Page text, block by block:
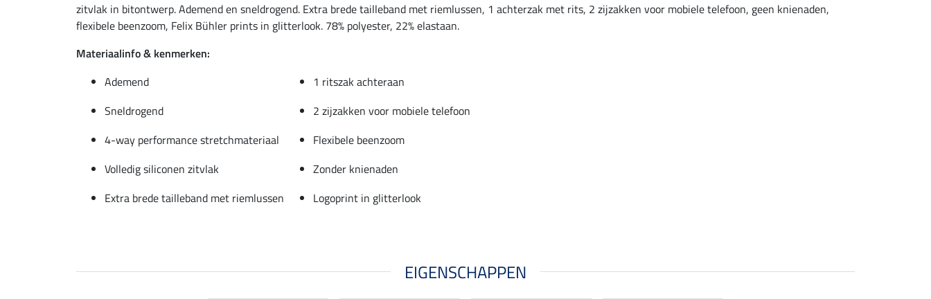
zitvlak in bitontwerp. Ademend en sneldrogend. Extra brede tailleband met riemlussen, 1 achterzak met rits, 2 zijzakken voor mobiele telefoon, geen knienaden,
flexibele beenzoom, Felix Bühler prints in glitterlook. 78% polyester, 22% elastaan.
Materiaalinfo & kenmerken:
Ademend
1 ritszak achteraan
Sneldrogend
2 zijzakken voor mobiele telefoon
4-way performance stretchmateriaal
Flexibele beenzoom
Volledig siliconen zitvlak
Zonder knienaden
Extra brede tailleband met riemlussen
Logoprint in glitterlook
EIGENSCHAPPEN